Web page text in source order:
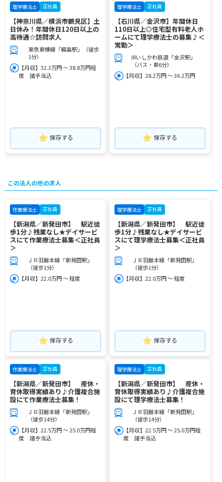
理学療法士 正社員
【神奈川県／横浜市鶴見区】土
日休み！年間休日120日以上の
高待遇☆訪問求人
東急東横線「綱島駅」（徒歩
1分）
【月収】32.3万円 ～ 38.8万円程
度 諸手当込
保存する
理学療法士 正社員
【石川県／金沢市】年間休日
110日以上◎住宅型有料老人ホ
ームにて理学療法士の募集♪＜
常勤＞
IRいしかわ鉄道「金沢駅」
（バス・車6分）
【月収】28.2万円 ～ 36.2万円
保存する
この法人の他の求人
作業療法士 正社員
【新潟県／新発田市】 駅近徒
歩1分♪残業なし★デイサービ
スにて作業療法士募集＜正社員
＞
ＪＲ羽越本線「新発田駅」
（徒歩1分）
【月収】22.0万円 ～ 程度
保存する
理学療法士 正社員
【新潟県／新発田市】 駅近徒
歩1分♪残業なし★デイサービ
スにて理学療法士募集＜正社員
＞
ＪＲ羽越本線「新発田駅」
（徒歩1分）
【月収】22.0万円 ～ 程度
保存する
作業療法士 正社員
【新潟県／新発田市】 産休・
育休取得実績あり♪介護複合施
設にて作業療法士募集！
ＪＲ羽越本線「新発田駅」
（徒歩14分）
【月収】22.5万円 ～ 25.0万円程
度 諸手当込
理学療法士 正社員
【新潟県／新発田市】 産休・
育休取得実績あり♪介護複合施
設にて理学療法士募集！
ＪＲ羽越本線「新発田駅」
（徒歩14分）
【月収】22.5万円 ～ 25.0万円程
度 諸手当込